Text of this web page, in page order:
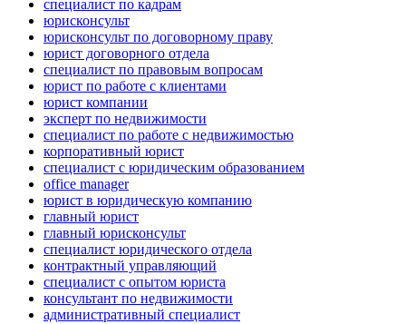
специалист по кадрам
юрисконсульт
юрисконсульт по договорному праву
юрист договорного отдела
специалист по правовым вопросам
юрист по работе с клиентами
юрист компании
эксперт по недвижимости
специалист по работе с недвижимостью
корпоративный юрист
специалист с юридическим образованием
office manager
юрист в юридическую компанию
главный юрист
главный юрисконсульт
специалист юридического отдела
контрактный управляющий
специалист с опытом юриста
консультант по недвижимости
административный специалист